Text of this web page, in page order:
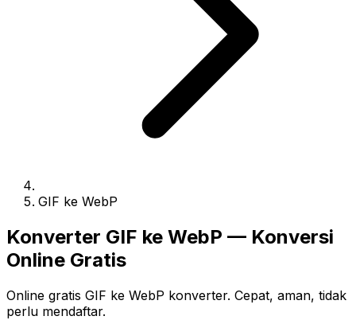
GIF ke WebP
Konverter GIF ke WebP — Konversi
Online Gratis
Online gratis GIF ke WebP konverter. Cepat, aman, tidak
perlu mendaftar.